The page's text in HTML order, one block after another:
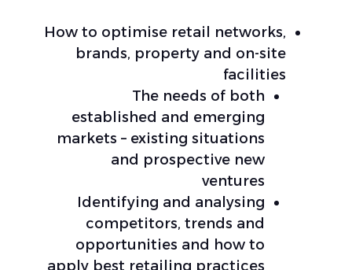
How to optimise retail networks,
brands, property and on-site
facilities
The needs of both
established and emerging
markets – existing situations
and prospective new
ventures
Identifying and analysing
competitors, trends and
opportunities and how to
apply best retailing practices